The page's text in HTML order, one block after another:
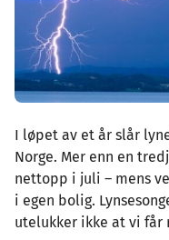
I løpet av et år slår
Norge. Mer enn en
nettopp i juli – mens
i egen bolig.
utelukker ikke at vi får